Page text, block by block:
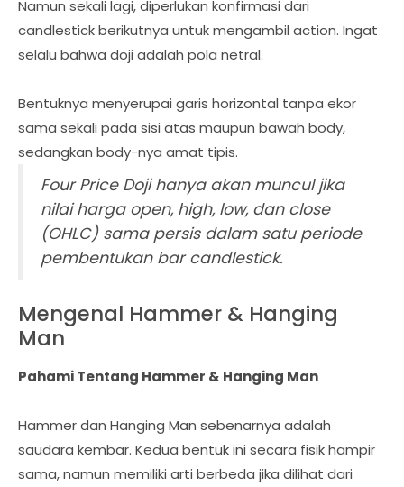
Namun sekali lagi, diperlukan konfirmasi dari
candlestick berikutnya untuk mengambil action. Ingat
selalu bahwa doji adalah pola netral.
Bentuknya menyerupai garis horizontal tanpa ekor
sama sekali pada sisi atas maupun bawah body,
sedangkan body-nya amat tipis.
Four Price Doji hanya akan muncul jika
nilai harga open, high, low, dan close
(OHLC) sama persis dalam satu periode
pembentukan bar candlestick.
Mengenal Hammer & Hanging
Man
Pahami Tentang Hammer & Hanging Man
Hammer dan Hanging Man sebenarnya adalah
saudara kembar. Kedua bentuk ini secara fisik hampir
sama, namun memiliki arti berbeda jika dilihat dari